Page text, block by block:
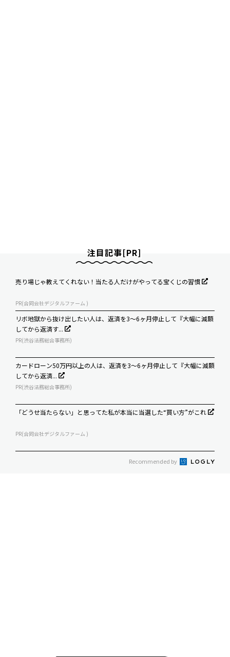
注目記事[PR]
売り場じゃ教えてくれない！当たる人だけがやってる宝くじの習慣
PR(合同会社デジタルファーム )
リボ地獄から抜け出したい人は、返済を3～6ヶ月停止して『大幅に減額
してから返済す...
PR(渋谷法務総合事務所)
カードローン50万円以上の人は、返済を3～6ヶ月停止して『大幅に減額
してから返済...
PR(渋谷法務総合事務所)
「どうせ当たらない」と思ってた私が本当に当選した“買い方”がこれ
PR(合同会社デジタルファーム )
Recommended by